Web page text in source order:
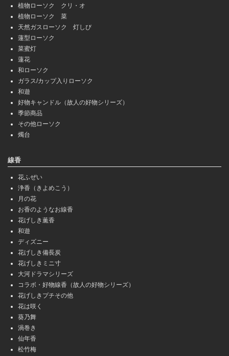
植物ローソク クリ・オ
植物ローソク 菜
天然ガスローソク 灯しび
蓮型ローソク
菜蜜灯
蓮花
和ローソク
ガラス/カップ入りローソク
和遊
好物キャンドル（故人の好物シリーズ）
季節商品
その他ローソク
燭台
線香
花ふぜい
浄香（きよめこう）
月の花
お香のようなお線香
花げしき薫香
和遊
ディズニー
花げしき備長炭
花げしきミニ寸
大河ドラマシリーズ
コラボ・好物線香（故人の好物シリーズ）
花げしきプチその他
花は咲く
葵乃舞
渦巻き
仙年香
松竹梅